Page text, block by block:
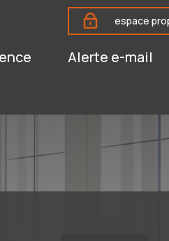
espace
alerte e-mail